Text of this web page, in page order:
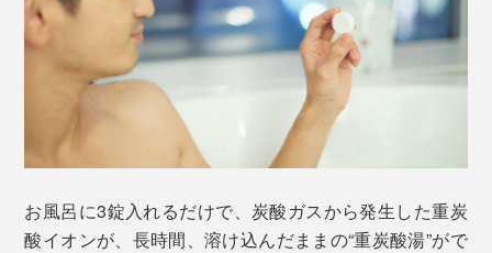
お風呂に3錠入れるだけで、炭酸ガスから発生した重炭
酸イオンが、長時間、溶け込んだままの“重炭酸湯”がで